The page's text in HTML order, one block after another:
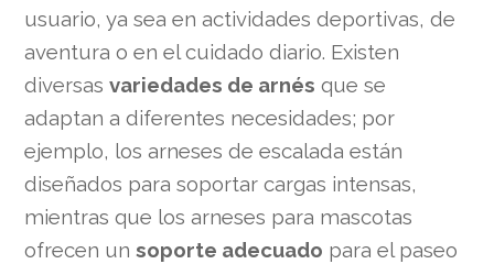
usuario, ya sea en actividades deportivas, de
aventura o en el cuidado diario. Existen
diversasvariedades de arnés que se
adaptan a diferentes necesidades; por
ejemplo, los arneses de escalada están
diseñados para soportar cargas intensas,
mientras que los arneses para mascotas
ofrecen unsoporte adecuado para el paseo